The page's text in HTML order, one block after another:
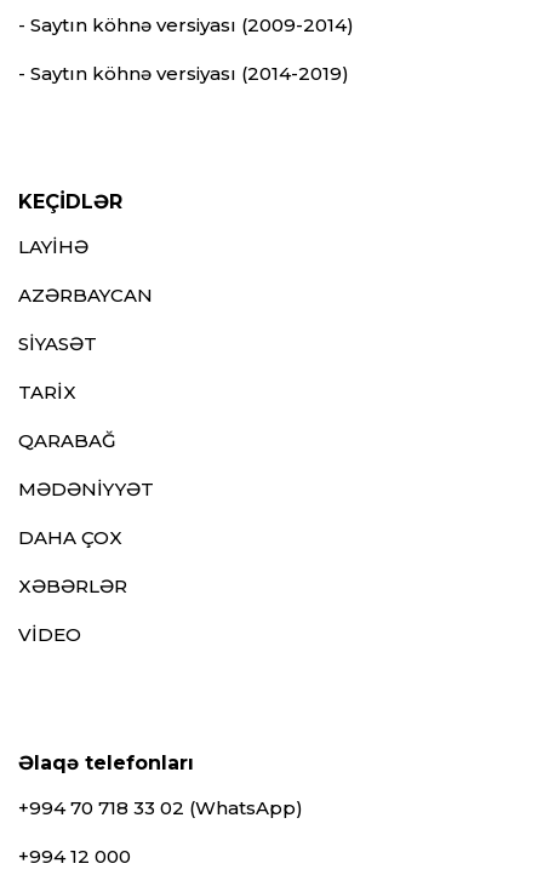
- Saytın köhnə versiyası (2009-2014)
- Saytın köhnə versiyası (2014-2019)
KEÇİDLƏR
LAYİHƏ
AZƏRBAYCAN
SİYASƏT
TARİX
QARABAĞ
MƏDƏNİYYƏT
DAHA ÇOX
XƏBƏRLƏR
VİDEO
Əlaqə telefonları
+994 70 718 33 02 (WhatsApp)
+994 12 000